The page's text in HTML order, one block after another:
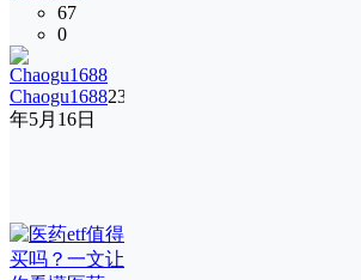
67
0
Chaogu168823
年5月16日